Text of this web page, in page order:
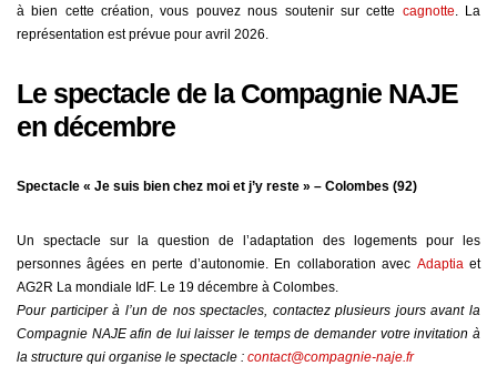
à bien cette création, vous pouvez nous soutenir sur cette cagnotte . La
représentation est prévue pour avril 2026.
Le spectacle de la Compagnie NAJE
en décembre
Spectacle « Je suis bien chez moi et j’y reste » – Colombes (92)
Un spectacle sur la question de l’adaptation des logements pour les
personnes âgées en perte d’autonomie. En collaboration avec Adaptia et
AG2R La mondiale IdF. Le 19 décembre à Colombes.
Pour participer à l’un de nos spectacles, contactez plusieurs jours avant la
Compagnie NAJE afin de lui laisser le temps de demander votre invitation à
la structure qui organise le spectacle : contact@compagnie-naje.fr